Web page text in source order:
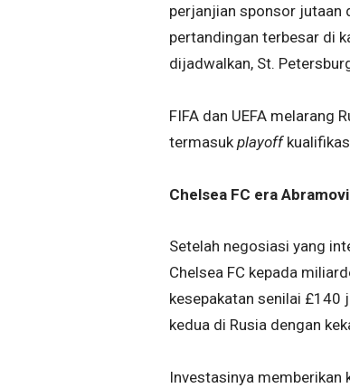
perjanjian sponsor jutaan
pertandingan terbesar di
dijadwalkan, St.
FIFA dan UEFA melarang
termasuk playoff
Chelsea FC era
Setelah negosiasi yang
Chelsea FC kepada
kesepakatan senilai £140
kedua di Rusia dengan
Investasinya